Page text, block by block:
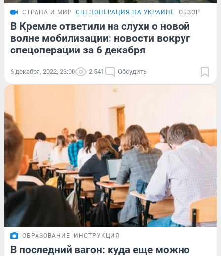
СТРАНА И МИР СПЕЦОПЕРАЦИЯ НА УКРАИНЕ ОБЗОР
В Кремле ответили на слухи о новой
волне мобилизации: новости вокруг
спецоперации за 6 декабря
6 декабря, 2022, 23:00 2 541 Обсудить
ОБРАЗОВАНИЕ ИНСТРУКЦИЯ
В последний вагон: куда еще можно